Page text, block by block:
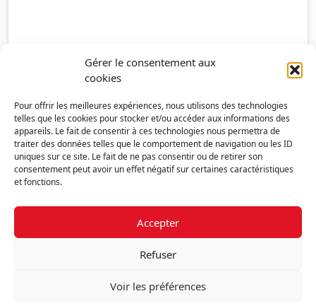
Gérer le consentement aux
cookies
Pour offrir les meilleures expériences, nous utilisons des technologies
telles que les cookies pour stocker et/ou accéder aux informations des
appareils. Le fait de consentir à ces technologies nous permettra de
traiter des données telles que le comportement de navigation ou les ID
uniques sur ce site. Le fait de ne pas consentir ou de retirer son
consentement peut avoir un effet négatif sur certaines caractéristiques
et fonctions.
Accepter
Refuser
Voir les préférences
Politique de confidentialité
RGPD
Nous contacter